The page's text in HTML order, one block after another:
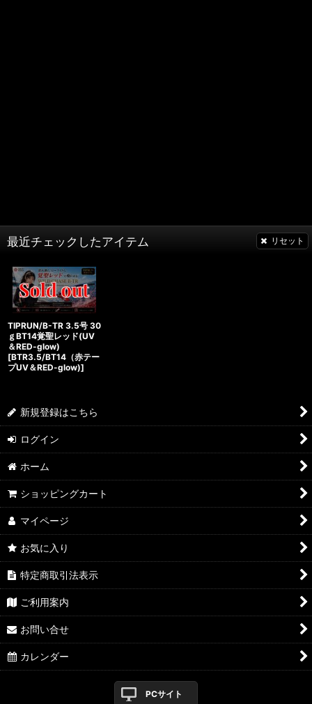
最近チェックしたアイテム リセット
TIPRUN/B-TR 3.5号 30
ｇBT14覚聖レッド(UV
＆RED-glow)
[BTR3.5/BT14（赤テー
プUV＆RED-glow)]
新規登録はこちら
ログイン
ホーム
ショッピングカート
マイページ
お気に入り
特定商取引法表示
ご利用案内
お問い合せ
カレンダー
PCサイト